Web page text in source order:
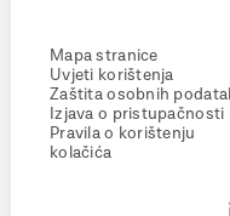
Mapa stranice
Uvjeti korištenja
Zaštita osobnih
Izjava o pristupačnosti
Pravila o korištenju
kolačića